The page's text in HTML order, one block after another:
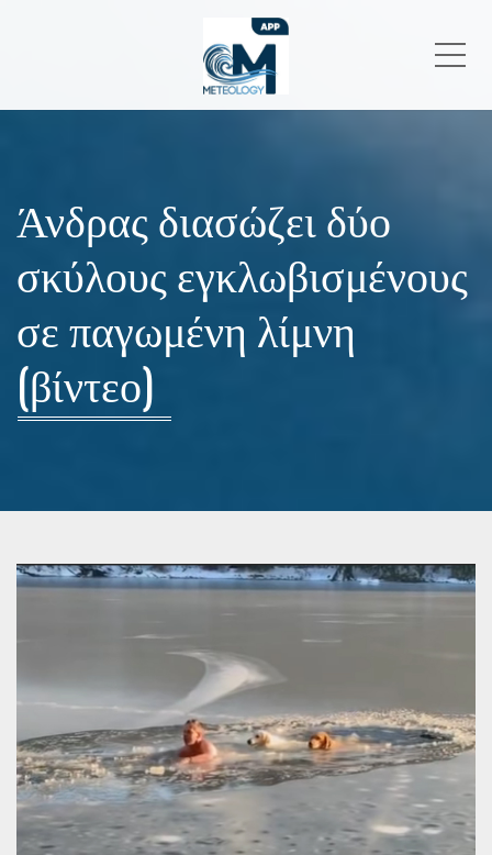
Άνδρας διασώζει δύο
σκύλους εγκλωβισμένους
σε παγωμένη λίμνη
(βίντεο)